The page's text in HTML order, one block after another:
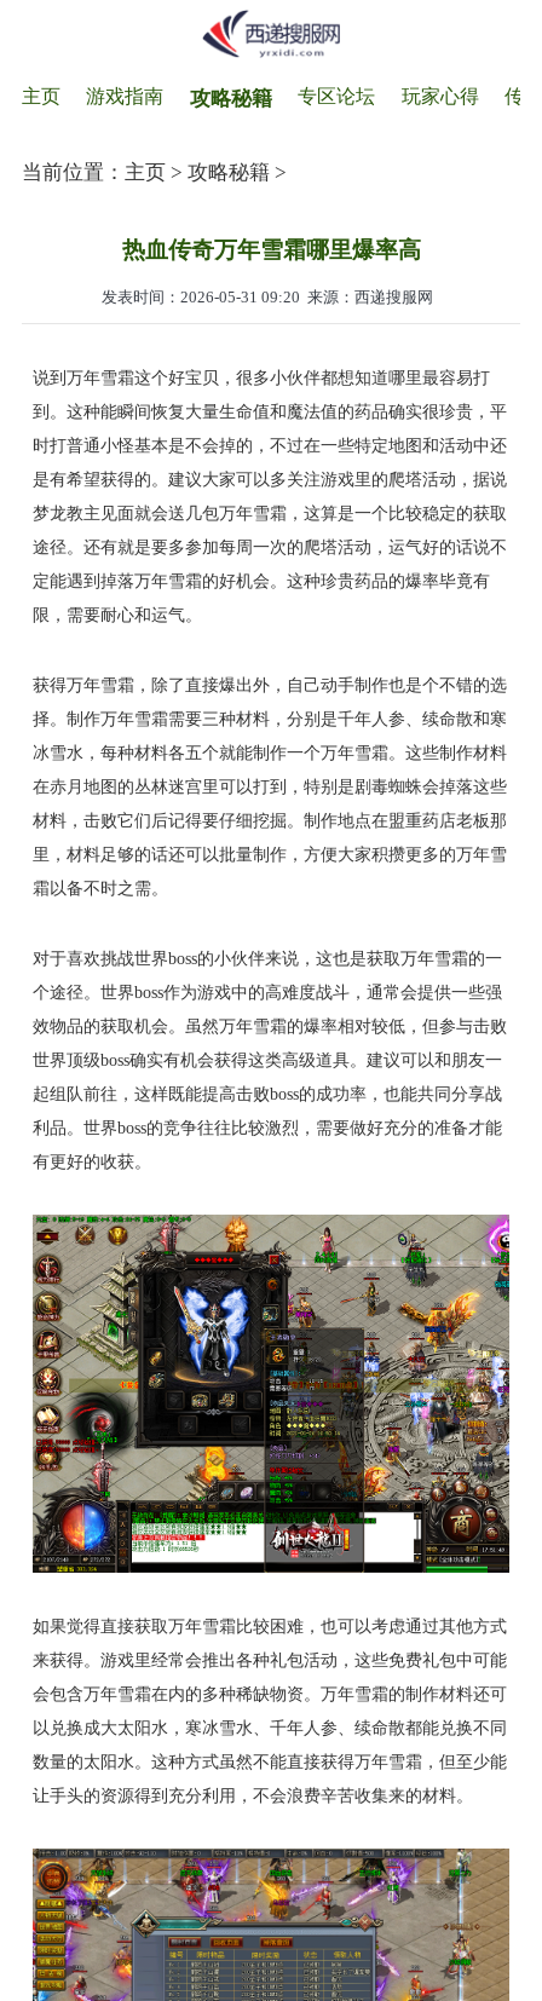
主页 游戏指南 攻略秘籍 专区论坛 玩家心得 传
当前位置： 主页> 攻略秘籍>
热血传奇万年雪霜哪里爆率高
发表时间：2026-05-31 09:20 来源：西递搜服网
说到万年雪霜这个好宝贝，很多小伙伴都想知道哪里最容易打
到。这种能瞬间恢复大量生命值和魔法值的药品确实很珍贵，平
时打普通小怪基本是不会掉的，不过在一些特定地图和活动中还
是有希望获得的。建议大家可以多关注游戏里的爬塔活动，据说
梦龙教主见面就会送几包万年雪霜，这算是一个比较稳定的获取
途径。还有就是要多参加每周一次的爬塔活动，运气好的话说不
定能遇到掉落万年雪霜的好机会。这种珍贵药品的爆率毕竟有
限，需要耐心和运气。
获得万年雪霜，除了直接爆出外，自己动手制作也是个不错的选
择。制作万年雪霜需要三种材料，分别是千年人参、续命散和寒
冰雪水，每种材料各五个就能制作一个万年雪霜。这些制作材料
在赤月地图的丛林迷宫里可以打到，特别是剧毒蜘蛛会掉落这些
材料，击败它们后记得要仔细挖掘。制作地点在盟重药店老板那
里，材料足够的话还可以批量制作，方便大家积攒更多的万年雪
霜以备不时之需。
对于喜欢挑战世界boss的小伙伴来说，这也是获取万年雪霜的一
个途径。世界boss作为游戏中的高难度战斗，通常会提供一些强
效物品的获取机会。虽然万年雪霜的爆率相对较低，但参与击败
世界顶级boss确实有机会获得这类高级道具。建议可以和朋友一
起组队前往，这样既能提高击败boss的成功率，也能共同分享战
利品。世界boss的竞争往往比较激烈，需要做好充分的准备才能
有更好的收获。
如果觉得直接获取万年雪霜比较困难，也可以考虑通过其他方式
来获得。游戏里经常会推出各种礼包活动，这些免费礼包中可能
会包含万年雪霜在内的多种稀缺物资。万年雪霜的制作材料还可
以兑换成大太阳水，寒冰雪水、千年人参、续命散都能兑换不同
数量的太阳水。这种方式虽然不能直接获得万年雪霜，但至少能
让手头的资源得到充分利用，不会浪费辛苦收集来的材料。